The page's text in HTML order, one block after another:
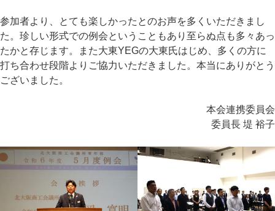
参加者より、とても楽しかったとのお声を多くいただきまし
た。珍しい形式での例会ということもあり至らぬ点も多々あっ
たかと存じます。また大東YEGの大東氏はじめ、多くの方に
打ち合わせ段階よりご協力いただきました。本当にありがとう
ございました。
本会連携委員会
委員長 堤 裕子